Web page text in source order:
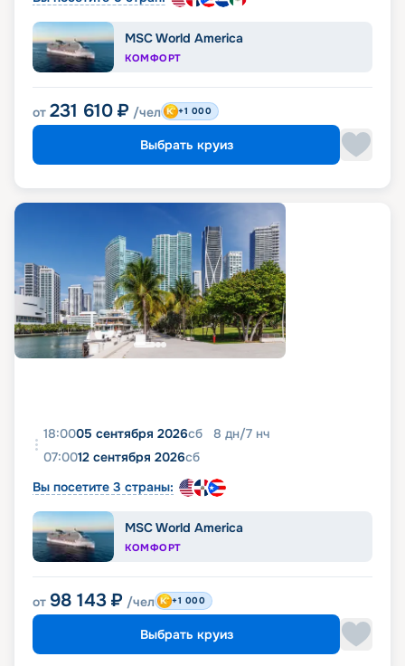
MSC World America
КОМФОРТ
от 231 610 ₽ /чел +1 000
Выбрать круиз
18:0005 сентября 2026сб 8 дн/7 нч
07:0012 сентября 2026сб
Вы посетите 3 страны:
MSC World America
КОМФОРТ
от 98 143 ₽ /чел +1 000
Выбрать круиз